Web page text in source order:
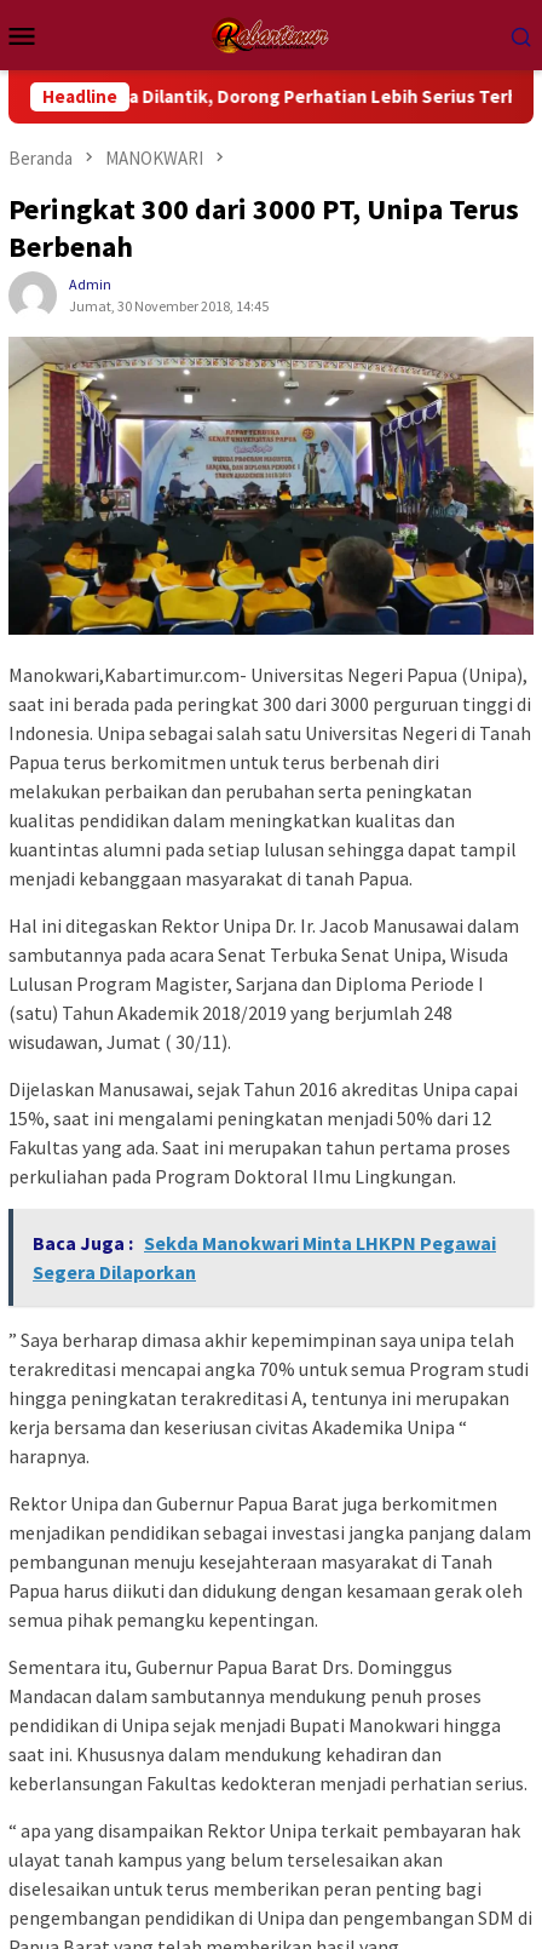
ke
kontenMobile
Headline
Dilantik, Dorong Perhatian Lebih Serius Terhadap Isu Aktual
Beranda MANOKWARI
Peringkat 300 dari 3000 PT, Unipa Terus
Berbenah
Admin
Jumat, 30 November 2018, 14:45
Manokwari,Kabartimur.com- Universitas Negeri Papua (Unipa),
saat ini berada pada peringkat 300 dari 3000 perguruan tinggi di
Indonesia. Unipa sebagai salah satu Universitas Negeri di Tanah
Papua terus berkomitmen untuk terus berbenah diri
melakukan perbaikan dan perubahan serta peningkatan
kualitas pendidikan dalam meningkatkan kualitas dan
kuantintas alumni pada setiap lulusan sehingga dapat tampil
menjadi kebanggaan masyarakat di tanah Papua.
Hal ini ditegaskan Rektor Unipa Dr. Ir. Jacob Manusawai dalam
sambutannya pada acara Senat Terbuka Senat Unipa, Wisuda
Lulusan Program Magister, Sarjana dan Diploma Periode I
(satu) Tahun Akademik 2018/2019 yang berjumlah 248
wisudawan, Jumat ( 30/11).
Dijelaskan Manusawai, sejak Tahun 2016 akreditas Unipa capai
15%, saat ini mengalami peningkatan menjadi 50% dari 12
Fakultas yang ada. Saat ini merupakan tahun pertama proses
perkuliahan pada Program Doktoral Ilmu Lingkungan.
Baca Juga : Sekda Manokwari Minta LHKPN Pegawai
Segera Dilaporkan
” Saya berharap dimasa akhir kepemimpinan saya unipa telah
terakreditasi mencapai angka 70% untuk semua Program studi
hingga peningkatan terakreditasi A, tentunya ini merupakan
kerja bersama dan keseriusan civitas Akademika Unipa “
harapnya.
Rektor Unipa dan Gubernur Papua Barat juga berkomitmen
menjadikan pendidikan sebagai investasi jangka panjang dalam
pembangunan menuju kesejahteraan masyarakat di Tanah
Papua harus diikuti dan didukung dengan kesamaan gerak oleh
semua pihak pemangku kepentingan.
Sementara itu, Gubernur Papua Barat Drs. Dominggus
Mandacan dalam sambutannya mendukung penuh proses
pendidikan di Unipa sejak menjadi Bupati Manokwari hingga
saat ini. Khususnya dalam mendukung kehadiran dan
keberlansungan Fakultas kedokteran menjadi perhatian serius.
“ apa yang disampaikan Rektor Unipa terkait pembayaran hak
ulayat tanah kampus yang belum terselesaikan akan
diselesaikan untuk terus memberikan peran penting bagi
pengembangan pendidikan di Unipa dan pengembangan SDM di